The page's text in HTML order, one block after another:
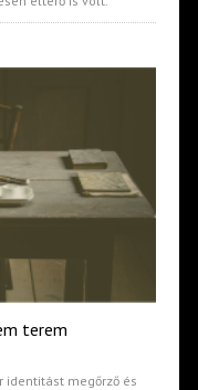
terem
identitást megőrző és